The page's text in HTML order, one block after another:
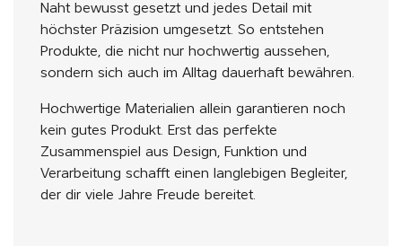
Naht bewusst gesetzt und jedes Detail mit
höchster Präzision umgesetzt. So entstehen
Produkte, die nicht nur hochwertig aussehen,
sondern sich auch im Alltag dauerhaft bewähren.
Hochwertige Materialien allein garantieren noch
kein gutes Produkt. Erst das perfekte
Zusammenspiel aus Design, Funktion und
Verarbeitung schafft einen langlebigen Begleiter,
der dir viele Jahre Freude bereitet.